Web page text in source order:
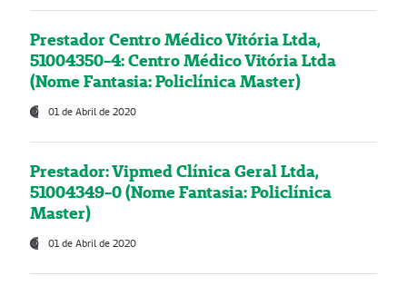
Prestador Centro Médico Vitória Ltda,
51004350-4: Centro Médico Vitória Ltda
(Nome Fantasia: Policlínica Master)
01 de Abril de 2020
Prestador: Vipmed Clínica Geral Ltda,
51004349-0 (Nome Fantasia: Policlínica
Master)
01 de Abril de 2020